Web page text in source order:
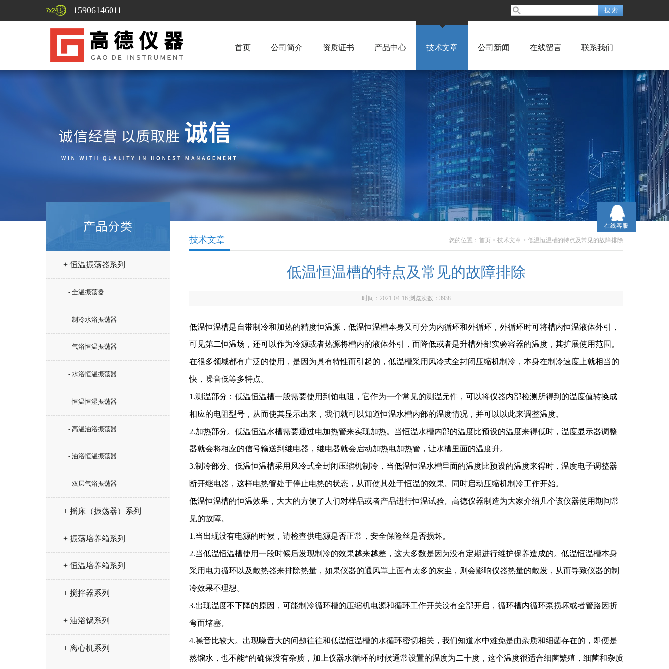
15906146011
首页 公司简介 资质证书 产品中心 技术文章 公司新闻 在线留言 联系我们
产品分类
+ 恒温振荡器系列
- 全温振荡器
- 制冷水浴振荡器
- 气浴恒温振荡器
- 水浴恒温振荡器
- 恒温恒湿振荡器
- 高温油浴振荡器
- 油浴恒温振荡器
- 双层气浴振荡器
+ 摇床（振荡器）系列
+ 振荡培养箱系列
+ 恒温培养箱系列
+ 搅拌器系列
+ 油浴锅系列
+ 离心机系列
您的位置： 首页 > 技术文章 > 低温恒温槽的特点及常见的故障排除
技术文章
低温恒温槽的特点及常见的故障排除
时间：2021-04-16 浏览次数： 3938
低温恒温槽是自带制冷和加热的精度恒温源，低温恒温槽本身又可分为内循环和外循环，外循环时可将槽内恒温液体外引，
可见第二恒温场，还可以作为冷源或者热源将槽内的液体外引，而降低或者是升槽外部实验容器的温度，其扩展使用范围。
在很多领域都有广泛的使用，是因为具有特性而引起的，低温槽采用风冷式全封闭压缩机制冷，本身在制冷速度上就相当的
快，噪音低等多特点。
1.测温部分：低温恒温槽一般需要使用到铂电阻，它作为一个常见的测温元件，可以将仪器内部检测所得到的温度值转换成
相应的电阻型号，从而使其显示出来，我们就可以知道恒温水槽内部的温度情况，并可以以此来调整温度。
2.加热部分。低温恒温水槽需要通过电加热管来实现加热。当恒温水槽内部的温度比预设的温度来得低时，温度显示器调整
器就会将相应的信号输送到继电器，继电器就会启动加热电加热管，让水槽里面的温度升。
3.制冷部分。低温恒温槽采用风冷式全封闭压缩机制冷，当低温恒温水槽里面的温度比预设的温度来得时，温度电子调整器
断开继电器，这样电热管处于停止电热的状态，从而使其处于恒温的效果。同时启动压缩机制冷工作开始。
低温恒温槽的恒温效果，大大的方便了人们对样品或者产品进行恒温试验。高德仪器制造为大家介绍几个该仪器使用期间常
见的故障。
1.当出现没有电源的时候，请检查供电源是否正常，安全保险丝是否损坏。
2.当低温恒温槽使用一段时候后发现制冷的效果越来越差，这大多数是因为没有定期进行维护保养造成的。低温恒温槽本身
采用电力循环以及散热器来排除热量，如果仪器的通风罩上面有太多的灰尘，则会影响仪器热量的散发，从而导致仪器的制
冷效果不理想。
3.出现温度不下降的原因，可能制冷循环槽的压缩机电源和循环工作开关没有全部开启，循环槽内循环泵损坏或者管路因折
弯而堵塞。
4.噪音比较大。出现噪音大的问题往往和低温恒温槽的水循环密切相关，我们知道水中难免是由杂质和细菌存在的，即便是
蒸馏水，也不能*的确保没有杂质，加上仪器水循环的时候通常设置的温度为二十度，这个温度很适合细菌繁殖，细菌和杂质
在线客服